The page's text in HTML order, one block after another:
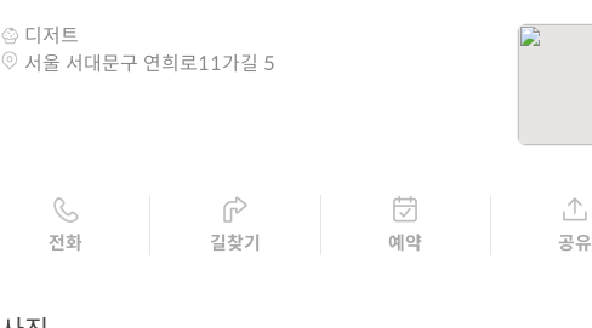
디저트
서울 서대문구 연희로11가길 5
전화 길찾기 예약 공유